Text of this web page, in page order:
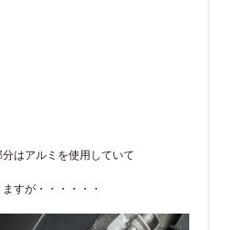
はアルミを使用していて
すが・・・・・・